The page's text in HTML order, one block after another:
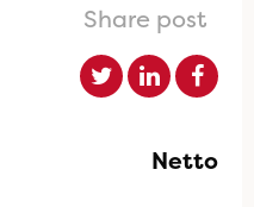
Share post
Netto